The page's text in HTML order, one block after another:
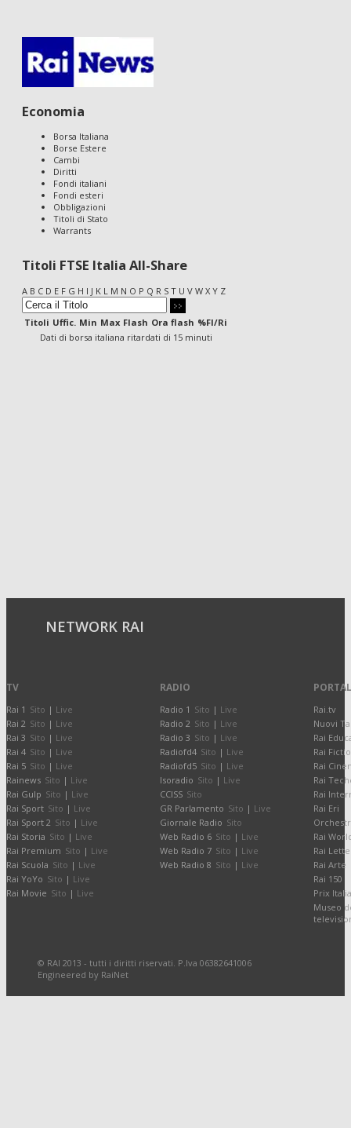
Economia
Borsa Italiana
Borse Estere
Cambi
Diritti
Fondi italiani
Fondi esteri
Obbligazioni
Titoli di Stato
Warrants
Titoli FTSE Italia All-Share
A B C D E F G H I J K L M N O P Q R S T U V W X Y Z
Titoli Uffic. Min Max Flash Ora flash %Fl/Ri
Dati di borsa italiana ritardati di 15 minuti
NETWORK RAI
TV
Rai 1 Sito | Live
Rai 2 Sito | Live
Rai 3 Sito | Live
Rai 4 Sito | Live
Rai 5 Sito | Live
Rainews Sito | Live
Rai Gulp Sito | Live
Rai Sport Sito | Live
Rai Sport 2 Sito | Live
Rai Storia Sito | Live
Rai Premium Sito | Live
Rai Scuola Sito | Live
Rai YoYo Sito | Live
Rai Movie Sito | Live
RADIO
Radio 1 Sito | Live
Radio 2 Sito | Live
Radio 3 Sito | Live
Radiofd4 Sito | Live
Radiofd5 Sito | Live
Isoradio Sito | Live
CCISS Sito
GR Parlamento Sito | Live
Giornale Radio Sito
Web Radio 6 Sito | Live
Web Radio 7 Sito | Live
Web Radio 8 Sito | Live
Rai.tv
Nuovi
Rai
Rai
Rai
Rai
Rai
Rai Eri
Rai
Rai
Rai Arte
Rai 150
Prix Italia
Museo
© RAI 2013 - tutti i diritti riservati. P.Iva 06382641006
Engineered by RaiNet